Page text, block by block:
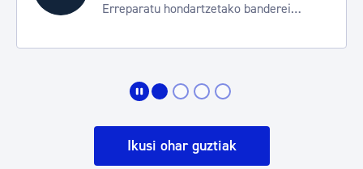
Erreparatu hondartzetako banderei
Ikusi ohar guztiak